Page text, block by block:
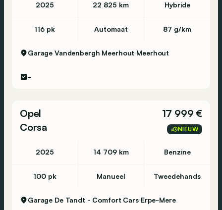
2025 22 825 km Hybride
116 pk Automaat 87 g/km
Garage Vandenbergh Meerhout Meerhout
-
Opel
Corsa
17 999 €
NIEUW
2025 14 709 km Benzine
100 pk Manueel Tweedehands
Garage De Tandt - Comfort Cars Erpe-Mere